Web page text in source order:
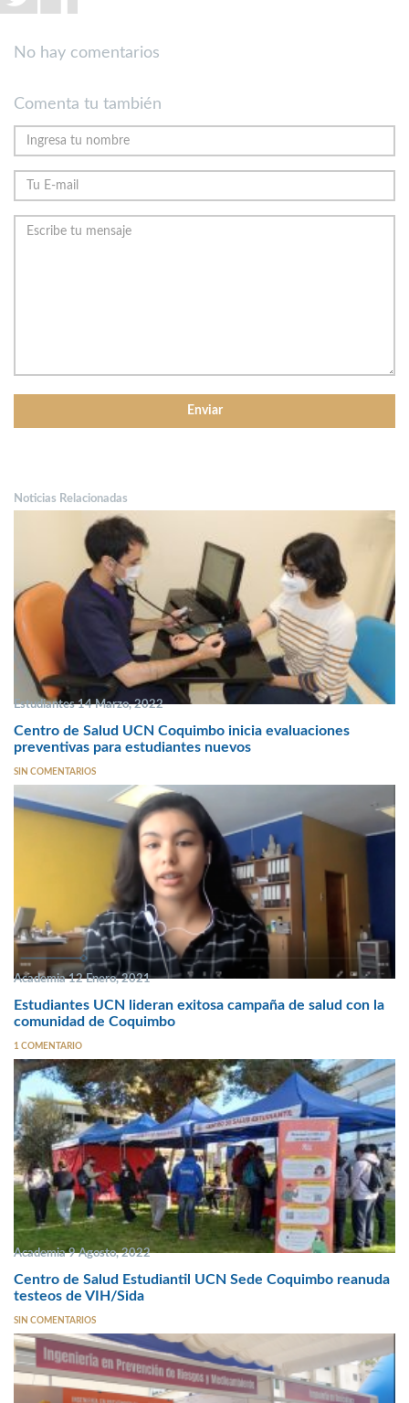
No hay comentarios
Comenta tu también
Noticias Relacionadas
Estudiantes 14 Marzo, 2022
Centro de Salud UCN Coquimbo inicia evaluaciones
preventivas para estudiantes nuevos
SIN COMENTARIOS
Academia 12 Enero, 2021
Estudiantes UCN lideran exitosa campaña de salud con la
comunidad de Coquimbo
1 COMENTARIO
Academia 9 Agosto, 2022
Centro de Salud Estudiantil UCN Sede Coquimbo reanuda
testeos de VIH/Sida
SIN COMENTARIOS